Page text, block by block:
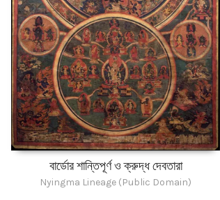
বার্ডোর শান্তিপূর্ণ ও ক্রুদ্ধ দেবতারা
Nyingma Lineage (Public Domain)